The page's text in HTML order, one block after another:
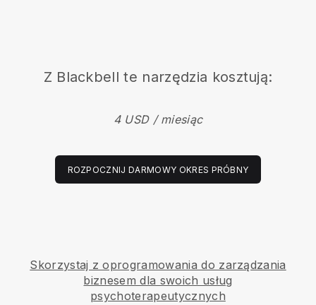
Z Blackbell te narzędzia kosztują:
4 USD / miesiąc
ROZPOCZNIJ DARMOWY OKRES PRÓBNY
Skorzystaj z oprogramowania do zarządzania
biznesem dla swoich usług
psychoterapeutycznych